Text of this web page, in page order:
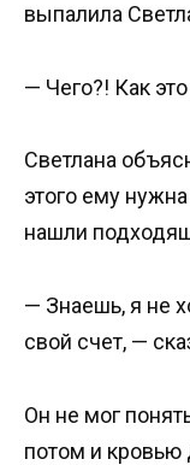
выпалила
— Чего?! Как
Светлана
этого ему
нашли
— Знаешь, я не
свой счет, —
Он не мог
потом и